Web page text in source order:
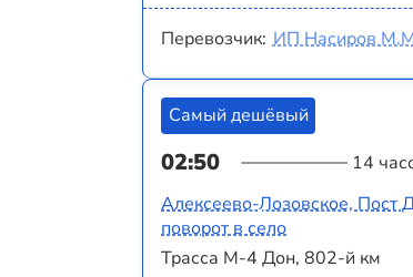
Перевозчик: ИП Насиров
Самый дешёвый
02:50 14
Алексеево-Лозовское, Пост
поворот в село
Трасса М-4 Дон, 802-й км